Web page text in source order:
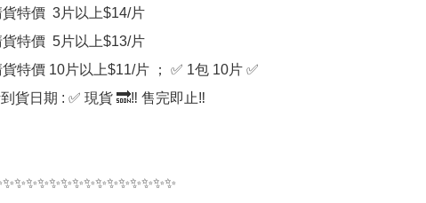
特價  3片以上$14/片
特價  5片以上$13/片
特價 10片以上$11/片 ； ✅ 1包 10片 ✅
貨日期 : ✅ 現貨 🔜‼️ 售完即止‼️